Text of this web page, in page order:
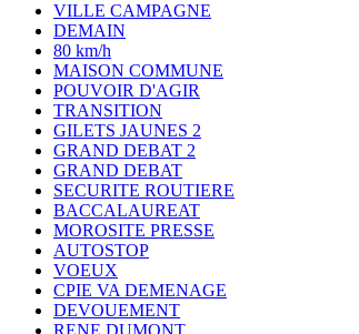
VILLE CAMPAGNE
DEMAIN
80 km/h
MAISON COMMUNE
POUVOIR D'AGIR
TRANSITION
GILETS JAUNES 2
GRAND DEBAT 2
GRAND DEBAT
SECURITE ROUTIERE
BACCALAUREAT
MOROSITE PRESSE
AUTOSTOP
VOEUX
CPIE VA DEMENAGE
DEVOUEMENT